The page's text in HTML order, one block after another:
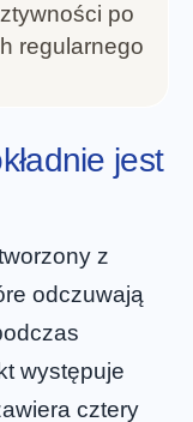
po
regularnego
jest
z
odczuwają
występuje
cztery